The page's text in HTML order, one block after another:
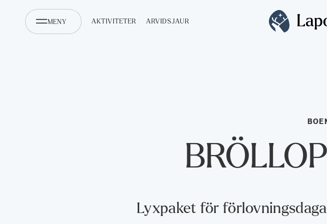
MENY AKTIVITETER ARVIDSJAUR
Lyxpaket för